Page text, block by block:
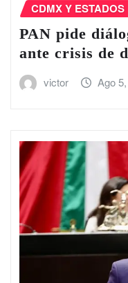
CDMX Y ESTADOS
PAN pide
ante crisis de
victor Ago